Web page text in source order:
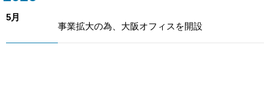
5月
事業拡大の為、大阪オフィスを開設